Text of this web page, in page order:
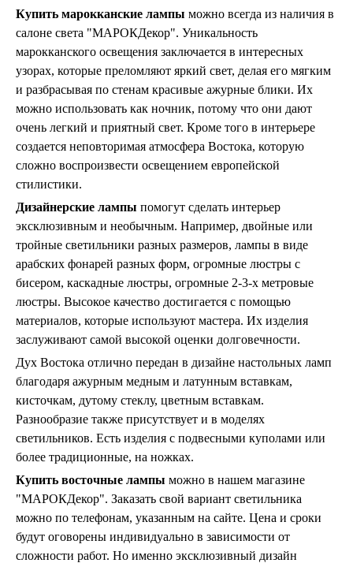
Купить марокканские лампы можно всегда из наличия в
салоне света "МАРОКДекор". Уникальность
марокканского освещения заключается в интересных
узорах, которые преломляют яркий свет, делая его мягким
и разбрасывая по стенам красивые ажурные блики. Их
можно использовать как ночник, потому что они дают
очень легкий и приятный свет. Кроме того в интерьере
создается неповторимая атмосфера Востока, которую
сложно воспроизвести освещением европейской
стилистики.
Дизайнерские лампы помогут сделать интерьер
эксклюзивным и необычным. Например, двойные или
тройные светильники разных размеров, лампы в виде
арабских фонарей разных форм, огромные люстры с
бисером, каскадные люстры, огромные 2-3-х метровые
люстры. Высокое качество достигается с помощью
материалов, которые используют мастера. Их изделия
заслуживают самой высокой оценки долговечности.
Дух Востока отлично передан в дизайне настольных ламп
благодаря ажурным медным и латунным вставкам,
кисточкам, дутому стеклу, цветным вставкам.
Разнообразие также присутствует и в моделях
светильников. Есть изделия с подвесными куполами или
более традиционные, на ножках.
Купить восточные лампы можно в нашем магазине
"МАРОКДекор". Заказать свой вариант светильника
можно по телефонам, указанным на сайте. Цена и сроки
будут оговорены индивидуально в зависимости от
сложности работ. Но именно эксклюзивный дизайн